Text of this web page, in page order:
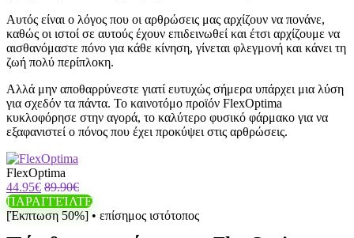
Αυτός είναι ο λόγος που οι αρθρώσεις μας αρχίζουν να πονάνε,
καθώς οι ιστοί σε αυτούς έχουν επιδεινωθεί και έτσι αρχίζουμε να
αισθανόμαστε πόνο για κάθε κίνηση, γίνεται φλεγμονή και κάνει τη
ζωή πολύ περίπλοκη.
Αλλά μην αποθαρρύνεστε γιατί ευτυχώς σήμερα υπάρχει μια λύση
για σχεδόν τα πάντα. Το καινοτόμο προϊόν FlexOptima
κυκλοφόρησε στην αγορά, το καλύτερο φυσικό φάρμακο για να
εξαφανιστεί ο πόνος που έχει προκύψει στις αρθρώσεις.
FlexOptima
44.95€ 89.90€
ΠΑΡΑΓΓΕΊΛΤΕ
[Έκπτωση 50%] • επίσημος ιστότοπος